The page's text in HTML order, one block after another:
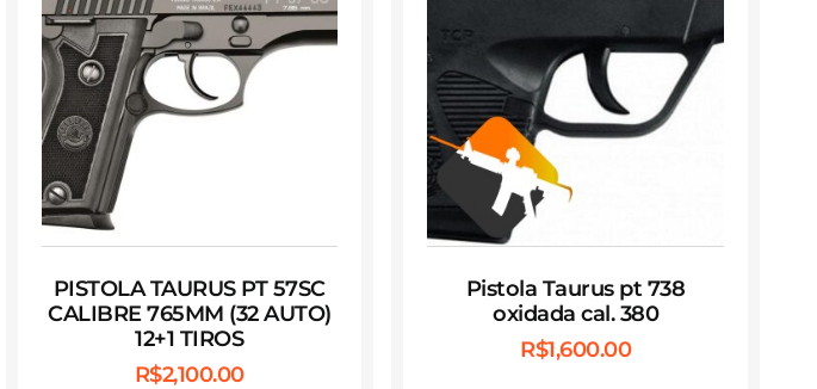
PISTOLA TAURUS PT 57SC
CALIBRE 765MM (32 AUTO)
12+1 TIROS
R$2,100.00
Pistola Taurus pt 738
oxidada cal. 380
R$1,600.00